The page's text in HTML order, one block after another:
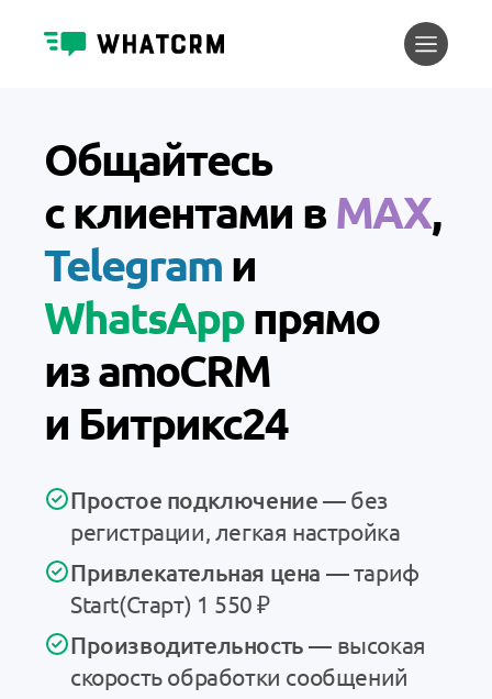
Общайтесь
с клиентами вMAX,
Telegramи
WhatsAppпрямо
из amoCRM
и Битрикс24
Простое подключение—без
регистрации, легкая настройка
Привлекательная цена —тариф
Start(Старт) 1 550 ₽
Производительность— высокая
скорость обработки сообщений